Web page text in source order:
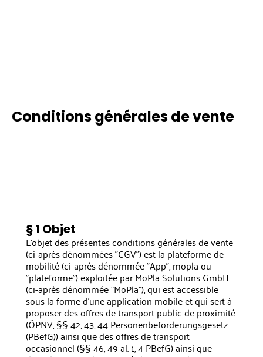
Conditions générales de vente
§ 1 Objet
L'objet des présentes conditions générales de vente
(ci-après dénommées "CGV") est la plateforme de
mobilité (ci-après dénommée "App", mopla ou
"plateforme") exploitée par MoPla Solutions GmbH
(ci-après dénommée "MoPla"), qui est accessible
sous la forme d'une application mobile et qui sert à
proposer des offres de transport public de proximité
(ÖPNV, §§ 42, 43, 44 Personenbeförderungsgesetz
(PBefG)) ainsi que des offres de transport
occasionnel (§§ 46, 49 al. 1, 4 PBefG) ainsi que